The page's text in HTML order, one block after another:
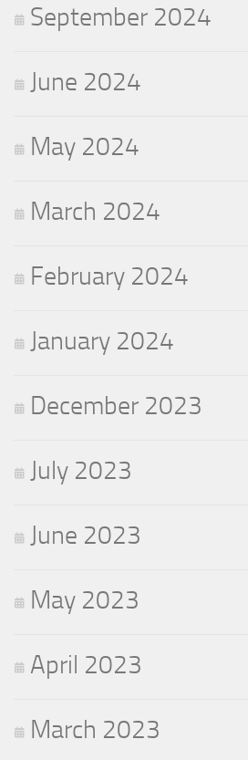
September 2024
June 2024
May 2024
March 2024
February 2024
January 2024
December 2023
July 2023
June 2023
May 2023
April 2023
March 2023